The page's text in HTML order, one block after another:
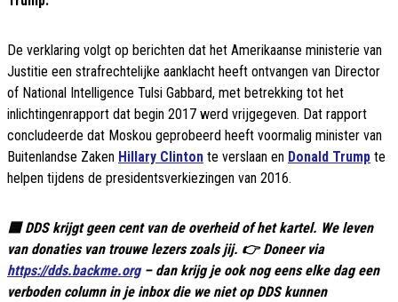
De verklaring volgt op berichten dat het Amerikaanse ministerie van
Justitie een strafrechtelijke aanklacht heeft ontvangen van Director
of National Intelligence Tulsi Gabbard, met betrekking tot het
inlichtingenrapport dat begin 2017 werd vrijgegeven. Dat rapport
concludeerde dat Moskou geprobeerd heeft voormalig minister van
Buitenlandse Zaken Hillary Clinton te verslaan en Donald Trump te
helpen tijdens de presidentsverkiezingen van 2016.
🟦 DDS krijgt geen cent van de overheid of het kartel. We leven
van donaties van trouwe lezers zoals jij. 👉 Doneer via
https://dds.backme.org– dan krijg je ook nog eens elke dag een
verboden column in je inbox die we niet op DDS kunnen